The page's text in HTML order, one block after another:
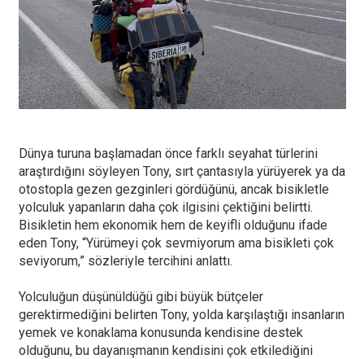
Dünya turuna başlamadan önce farklı seyahat türlerini
araştırdığını söyleyen Tony, sırt çantasıyla yürüyerek ya da
otostopla gezen gezginleri gördüğünü, ancak bisikletle
yolculuk yapanların daha çok ilgisini çektiğini belirtti.
Bisikletin hem ekonomik hem de keyifli olduğunu ifade
eden Tony, “Yürümeyi çok sevmiyorum ama bisikleti çok
seviyorum,” sözleriyle tercihini anlattı.
Yolculuğun düşünüldüğü gibi büyük bütçeler
gerektirmediğini belirten Tony, yolda karşılaştığı insanların
yemek ve konaklama konusunda kendisine destek
olduğunu, bu dayanışmanın kendisini çok etkilediğini